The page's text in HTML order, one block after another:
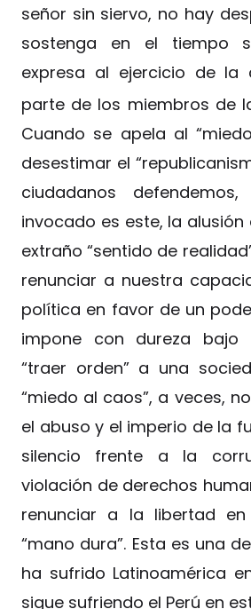
señor sin siervo, no hay
sostenga en el tiempo
expresa al ejercicio de la
parte de los miembros de
Cuando se apela al
desestimar el
ciudadanos
invocado es este, la
extraño “sentido de
renunciar a nuestra
política en favor de un
impone con dureza
“traer orden” a una
“miedo al caos”, a veces,
el abuso y el imperio de la
silencio frente a la
violación de derechos
renunciar a la libertad
“mano dura”. Esta es una
ha sufrido Latinoamérica
sigue sufriendo el Perú en